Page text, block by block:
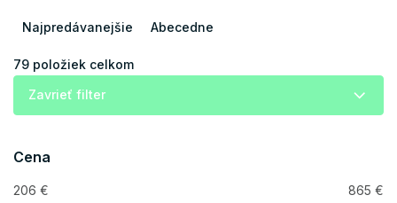
i
d
u
Najpredávanejšie Abecedne
79 položiek celkom
Zavrieť filter
Cena
206 € 865 €